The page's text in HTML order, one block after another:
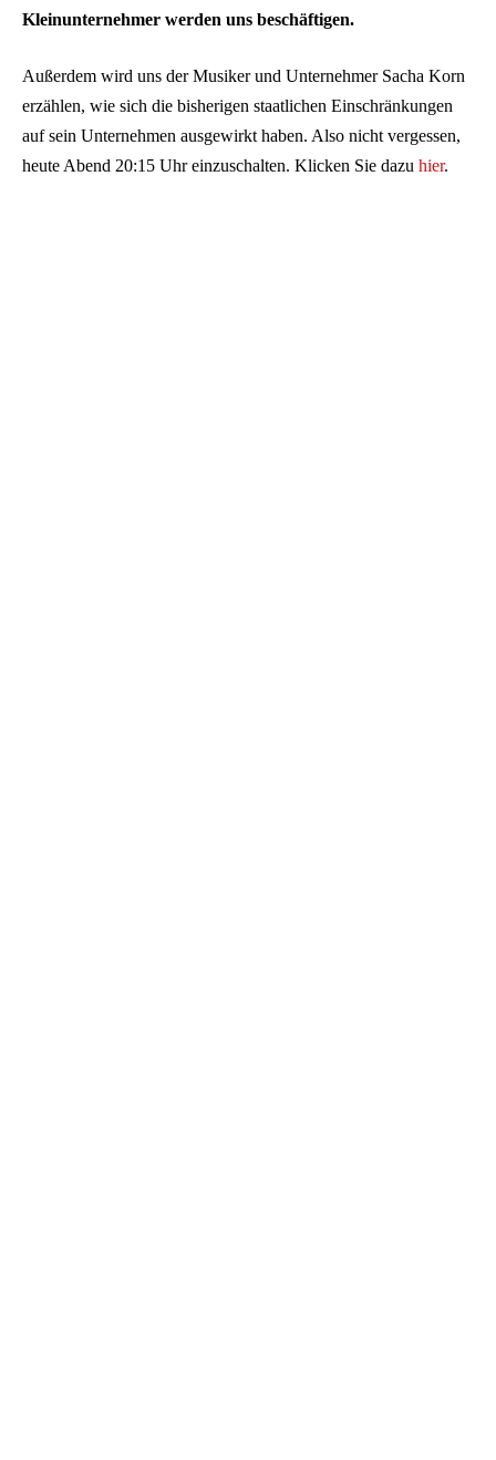
Kleinunternehmer werden uns beschäftigen.
Außerdem wird uns der Musiker und Unternehmer Sacha Korn
erzählen, wie sich die bisherigen staatlichen Einschränkungen
auf sein Unternehmen ausgewirkt haben. Also nicht vergessen,
heute Abend 20:15 Uhr einzuschalten. Klicken Sie dazu hier.